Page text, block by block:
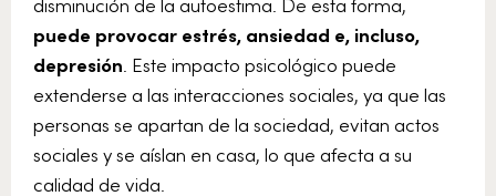
puede provocar estrés, ansiedad e, incluso,
depresión . Este impacto psicológico puede
extenderse a las interacciones sociales, ya que las
personas se apartan de la sociedad, evitan actos
sociales y se aíslan en casa, lo que afecta a su
calidad de vida.